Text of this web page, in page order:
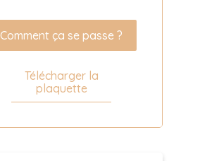
Comment ça se passe ?
Télécharger la
plaquette